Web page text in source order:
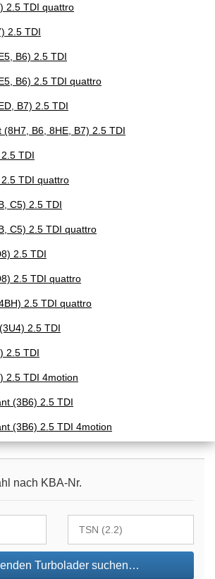
2.5 TDI quattro
2.5 TDI
B6) 2.5 TDI
B6) 2.5 TDI quattro
B7) 2.5 TDI
(8H7, B6, 8HE, B7) 2.5 TDI
TDI
TDI quattro
C5) 2.5 TDI
C5) 2.5 TDI quattro
2.5 TDI
2.5 TDI quattro
2.5 TDI quattro
2.5 TDI
2.5 TDI
2.5 TDI 4motion
(3B6) 2.5 TDI
(3B6) 2.5 TDI 4motion
nach KBA-Nr.
Turbolader suchen…